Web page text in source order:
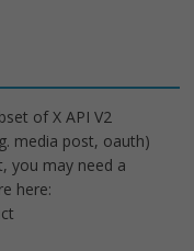
of X API V2
media post, oauth)
you may need a
here: